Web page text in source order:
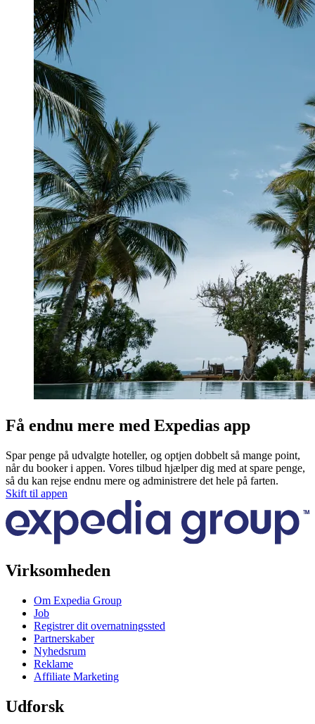
Få endnu mere med Expedias app
Spar penge på udvalgte hoteller, og optjen dobbelt så mange point,
når du booker i appen. Vores tilbud hjælper dig med at spare penge,
så du kan rejse endnu mere og administrere det hele på farten.
Skift til appen
Virksomheden
Om Expedia Group
Job
Registrer dit overnatningssted
Partnerskaber
Nyhedsrum
Reklame
Affiliate Marketing
Udforsk